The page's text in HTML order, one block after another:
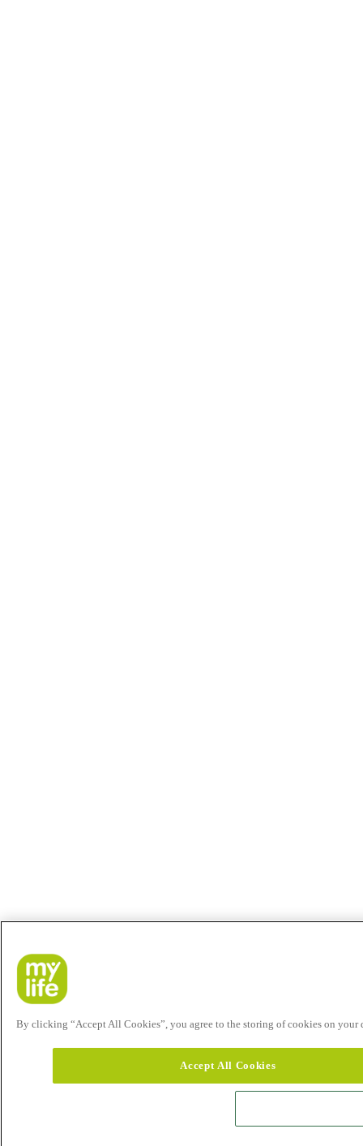
By clicking “Accept All Cookies”, you agree to the storing of cookies on your
Accept All Cookies